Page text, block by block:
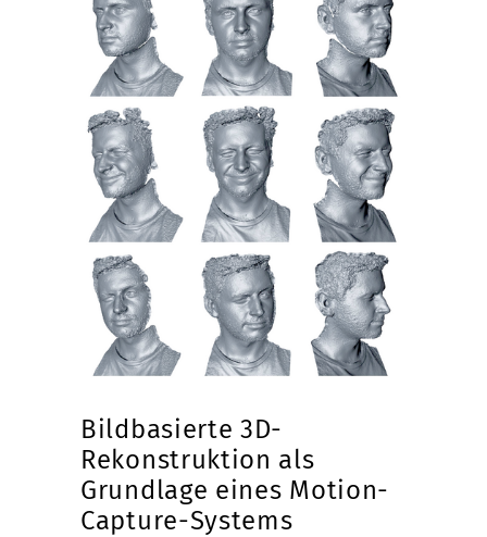
Bildbasierte 3D-
Rekonstruktion als
Grundlage eines Motion-
Capture-Systems